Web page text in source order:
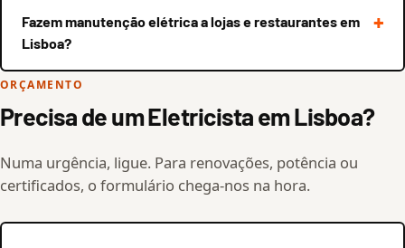
Fazem manutenção elétrica a lojas e restaurantes em
Lisboa?
ORÇAMENTO
Precisa de um Eletricista em Lisboa?
Numa urgência, ligue. Para renovações, potência ou
certificados, o formulário chega-nos na hora.